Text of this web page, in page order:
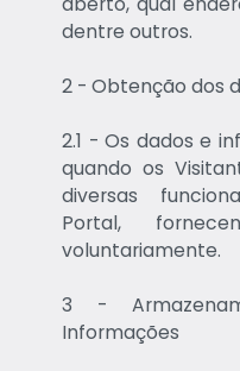
dentre outros.
2 - Obtenção dos
2.1 - Os dados e
quando os
diversas
Portal,
voluntariamente.
3 -
Informações